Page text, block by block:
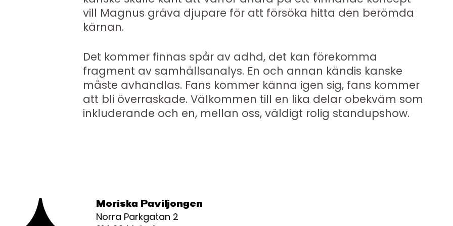
vill Magnus gräva djupare för att försöka hitta den berömda
kärnan.
Det kommer finnas spår av adhd, det kan förekomma
fragment av samhällsanalys. En och annan kändis kanske
måste avhandlas. Fans kommer känna igen sig, fans kommer
att bli överraskade. Välkommen till en lika delar obekväm som
inkluderande och en, mellan oss, väldigt rolig standupshow.
Moriska Paviljongen
Norra Parkgatan 2